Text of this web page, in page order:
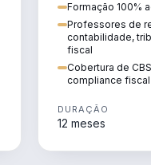
estratégica no
Formação 100%
Professores de
contabilidade,
fiscal
Cobertura de
compliance fiscal
DURAÇÃO
12 meses